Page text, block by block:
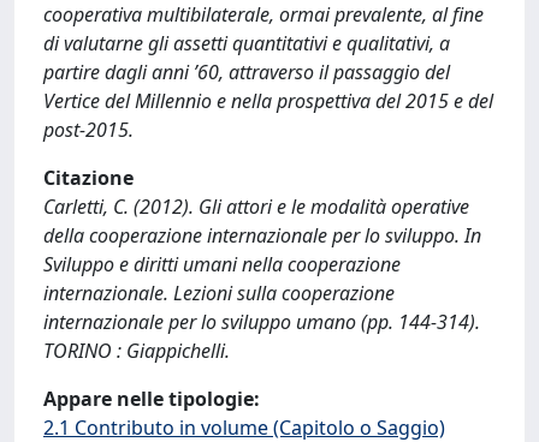
cooperativa multibilaterale, ormai prevalente, al fine
di valutarne gli assetti quantitativi e qualitativi, a
partire dagli anni ’60, attraverso il passaggio del
Vertice del Millennio e nella prospettiva del 2015 e del
post-2015.
Citazione
Carletti, C. (2012). Gli attori e le modalità operative
della cooperazione internazionale per lo sviluppo. In
Sviluppo e diritti umani nella cooperazione
internazionale. Lezioni sulla cooperazione
internazionale per lo sviluppo umano (pp. 144-314).
TORINO : Giappichelli.
Appare nelle tipologie:
2.1 Contributo in volume (Capitolo o Saggio)